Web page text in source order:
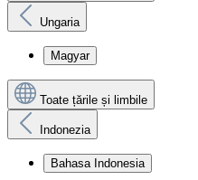
Ungaria
Magyar
Toate țările și limbile
Indonezia
Bahasa Indonesia